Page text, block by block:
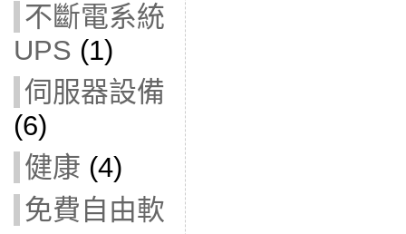
不斷電系統
UPS (1)
伺服器設備
(6)
健康 (4)
免費自由軟